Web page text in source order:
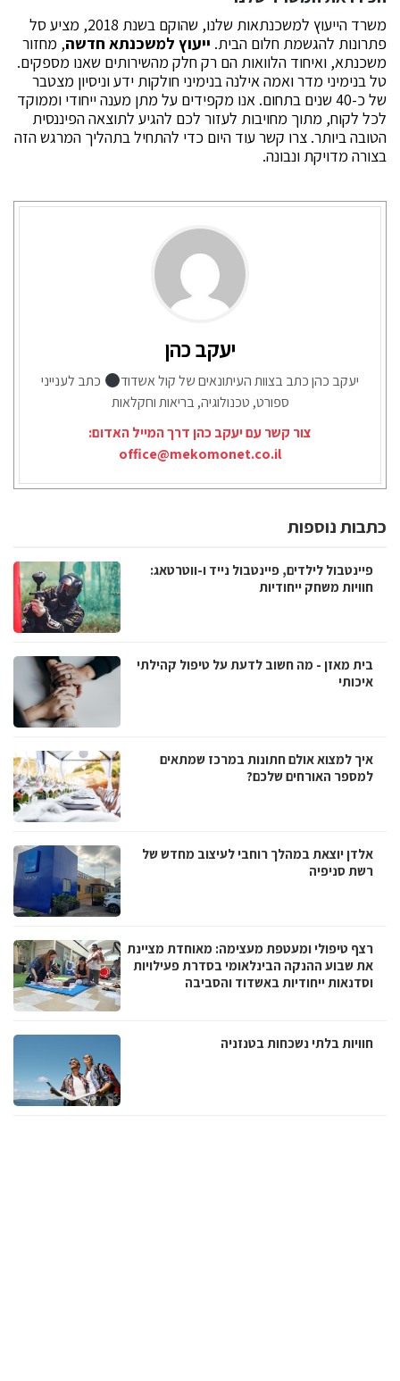
משרד הייעוץ למשכנתאות שלנו, שהוקם בשנת 2018, מציע סל
פתרונות להגשמת חלום הבית. ייעוץ למשכנתא חדשה, מחזור
משכנתא, ואיחוד הלוואות הם רק חלק מהשירותים שאנו מספקים.
טל בנימיני מדר ואמה אילנה בנימיני חולקות ידע וניסיון מצטבר
של כ-40 שנים בתחום. אנו מקפידים על מתן מענה ייחודי וממוקד
לכל לקוח, מתוך מחויבות לעזור לכם להגיע לתוצאה הפיננסית
הטובה ביותר. צרו קשר עוד היום כדי להתחיל בתהליך המרגש הזה
בצורה מדויקת ונבונה.
יעקב כהן
יעקב כהן כתב בצוות העיתונאים של קול אשדוד
כתב לענייני
ספורט, טכנולוגיה, בריאות וחקלאות
צור קשר עם יעקב כהן דרך המייל האדום:
office@mekomonet.co.il
כתבות נוספות
פיינטבול לילדים, פיינטבול נייד ו-ווטרטאג:
חוויות משחק ייחודיות
בית מאזן - מה חשוב לדעת על טיפול קהילתי
איכותי
איך למצוא אולם חתונות במרכז שמתאים
למספר האורחים שלכם?
אלדן יוצאת במהלך רוחבי לעיצוב מחדש של
רשת סניפיה
רצף טיפולי ומעטפת מעצימה: מאוחדת מציינת
את שבוע ההנקה הבינלאומי בסדרת פעילויות
וסדנאות ייחודיות באשדוד והסביבה
חוויות בלתי נשכחות בטנזניה